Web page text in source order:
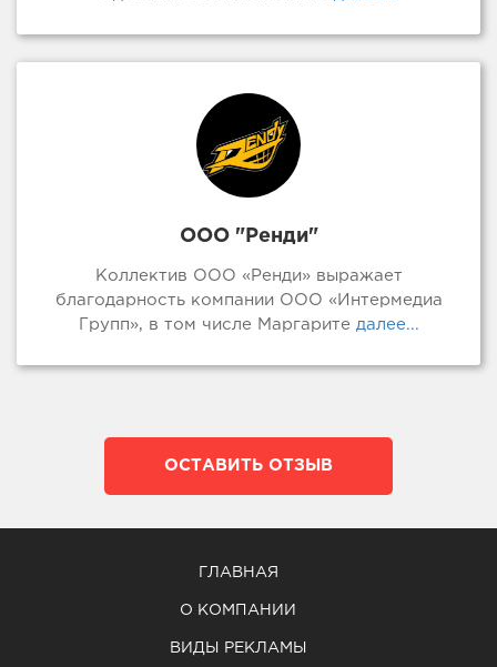
ООО "Ренди"
Коллектив ООО «Ренди» выражает
благодарность компании ООО «Интермедиа
Групп», в том числе Маргарите далее...
ОСТАВИТЬ ОТЗЫВ
ГЛАВНАЯ
О КОМПАНИИ
ВИДЫ РЕКЛАМЫ